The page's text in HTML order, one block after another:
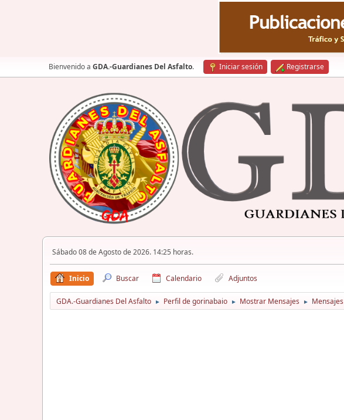
Bienvenido a GDA.-Guardianes Del Asfalto. Iniciar sesión Registrarse
Sábado 08 de Agosto de 2026. 14:25 horas.
Inicio Buscar Calendario Adjuntos
GDA.-Guardianes Del Asfalto ► Perfil de gorinabaio ► Mostrar Mensajes ► Mensajes